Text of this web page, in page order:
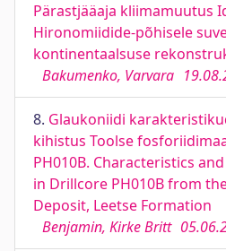
Pärastjääaja kliimamuutus
Hironomiidide-põhisele
kontinentaalsuse
Bakumenko, Varvara
8. Glaukoniidi
kihistus Toolse
PH010B. Characteristics
in Drillcore PH010B from
Deposit, Leetse Formation
Benjamin, Kirke Britt